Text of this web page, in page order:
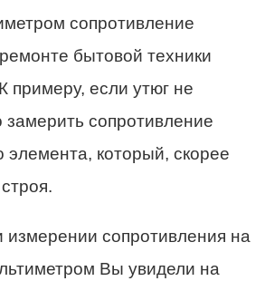
сопротивление
бытовой техники
примеру, если утюг не
замерить сопротивление
элемента, который, скорее
измерении сопротивления на
Вы увидели на